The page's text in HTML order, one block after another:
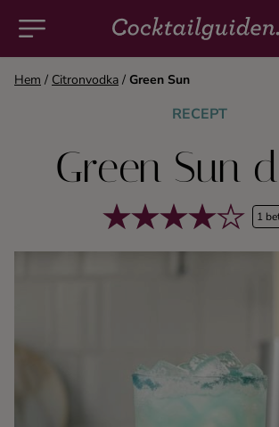
Alla cocktails & drinkar
Alkoholfritt
Hem / Citronvodka / Green Sun
RECEPT
Green Sun
1